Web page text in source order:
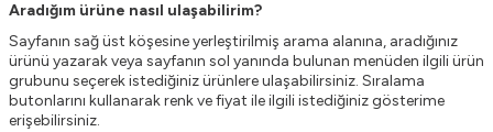
Aradığım ürüne nasıl ulaşabilirim?
Sayfanın sağ üst köşesine yerleştirilmiş arama alanına, aradığınız
ürünü yazarak veya sayfanın sol yanında bulunan menüden ilgili ürün
grubunu seçerek istediğiniz ürünlere ulaşabilirsiniz. Sıralama
butonlarını kullanarak renk ve fiyat ile ilgili istediğiniz gösterime
erişebilirsiniz.